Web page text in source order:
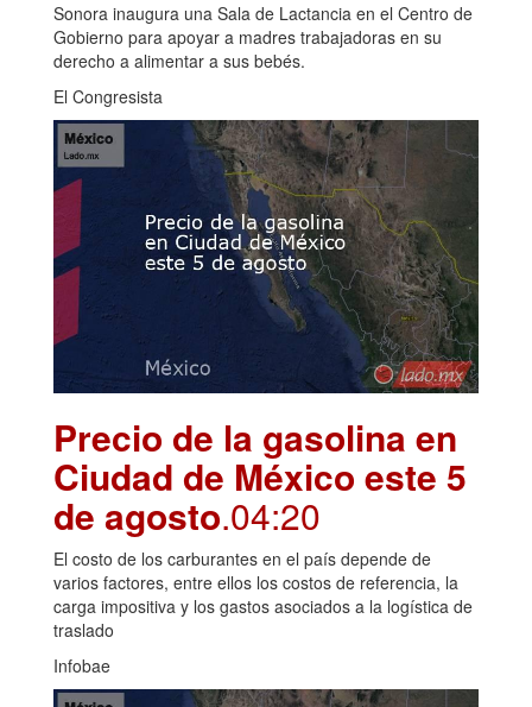
Sonora inaugura una Sala de Lactancia en el Centro de
Gobierno para apoyar a madres trabajadoras en su
derecho a alimentar a sus bebés.
El Congresista
Precio de la gasolina en
Ciudad de México este 5
de agosto.04:20
El costo de los carburantes en el país depende de
varios factores, entre ellos los costos de referencia, la
carga impositiva y los gastos asociados a la logística de
traslado
Infobae